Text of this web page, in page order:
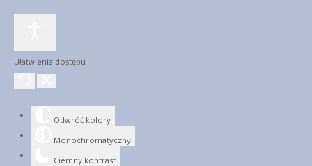
Ułatwienia dostępu
Odwróć kolory
Monochromatyczny
Ciemny kontrast